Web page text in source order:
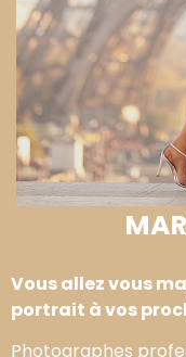
Vous allez vous
portrait à vos
Photographes